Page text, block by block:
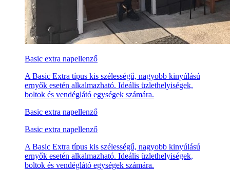
Basic extra napellenző
A Basic Extra típus kis szélességű, nagyobb kinyúlású
ernyők esetén alkalmazható. Ideális üzlethelyiségek,
boltok és vendéglátó egységek számára.
Basic extra napellenző
Basic extra napellenző
A Basic Extra típus kis szélességű, nagyobb kinyúlású
ernyők esetén alkalmazható. Ideális üzlethelyiségek,
boltok és vendéglátó egységek számára.